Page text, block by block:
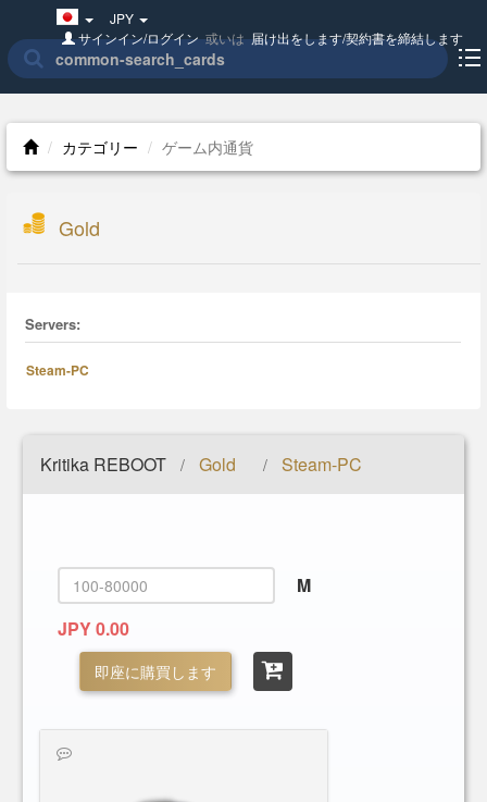
Japan(日
本
語)
JPY
サインイン/ログイン或いは届け出をします/契約書を締結します
カテゴリー ゲーム内通貨
Gold
Servers:
Steam-PC
Kritika REBOOT / Gold / Steam-PC
M
JPY 0.00
即座に購買します